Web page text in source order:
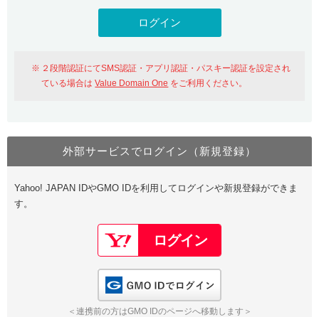
Value Domainにログイン
おすすめ One レンタルサーバーを含む最新の機能を使う方
Value Domain Oneにログイン
Google
GMO ID Amazon
※AmazonはValue Domain Oneのログイン画面へ遷移します
Value Domain Oneアカウント作成
以下でも登録可能
Google Yahoo!
GMO ID
２段階認証にてSMS認証・アプリ認証・パスキー認証を設定され
ている場合はValue Domain One をご利用ください。
外部サービスでログイン（新規登録）
Yahoo! JAPAN IDやGMO IDを利用してログインや新規登録ができま
す。
＜連携前の方はGMO IDのページへ移動します＞